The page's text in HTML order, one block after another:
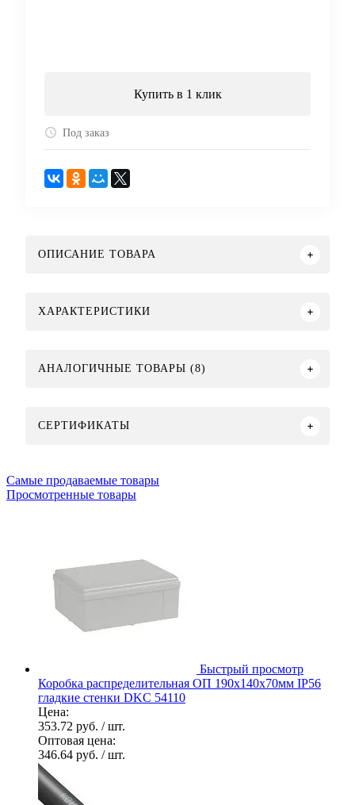
Купить в 1 клик
Под заказ
ОПИСАНИЕ ТОВАРА
ХАРАКТЕРИСТИКИ
АНАЛОГИЧНЫЕ ТОВАРЫ (8)
СЕРТИФИКАТЫ
Самые продаваемые товары
Просмотренные товары
Быстрый просмотр
Коробка распределительная ОП 190х140х70мм IP56
гладкие стенки DKC 54110
Цена:
353.72 руб. / шт.
Оптовая цена:
346.64 руб. / шт.